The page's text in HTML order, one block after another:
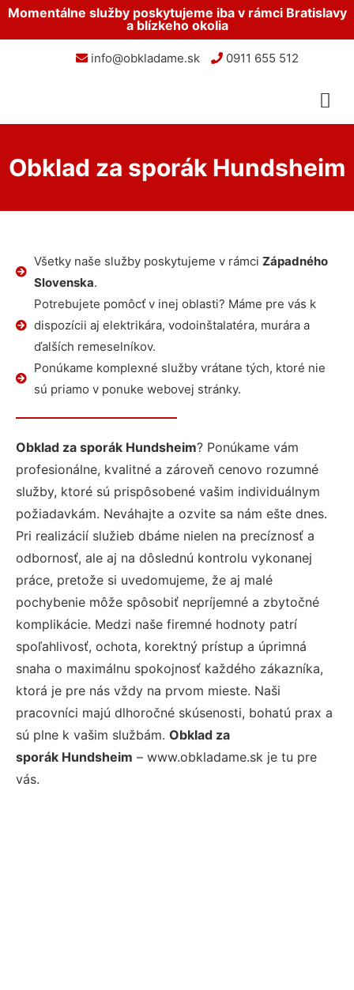
Momentálne služby poskytujeme iba v rámci Bratislavy
a blízkeho okolia
info@obkladame.sk 0911 655 512
Obklad za sporák Hundsheim
Všetky naše služby poskytujeme v rámci Západného
Slovenska.
Potrebujete pomôcť v inej oblasti? Máme pre vás k
dispozícii aj elektrikára, vodoinštalatéra, murára a
ďalších remeselníkov.
Ponúkame komplexné služby vrátane tých, ktoré nie
sú priamo v ponuke webovej stránky.
Obklad za sporák Hundsheim? Ponúkame vám
profesionálne, kvalitné a zároveň cenovo rozumné
služby, ktoré sú prispôsobené vašim individuálnym
požiadavkám. Neváhajte a ozvite sa nám ešte dnes.
Pri realizácií služieb dbáme nielen na precíznosť a
odbornosť, ale aj na dôslednú kontrolu vykonanej
práce, pretože si uvedomujeme, že aj malé
pochybenie môže spôsobiť nepríjemné a zbytočné
komplikácie. Medzi naše firemné hodnoty patrí
spoľahlivosť, ochota, korektný prístup a úprimná
snaha o maximálnu spokojnosť každého zákazníka,
ktorá je pre nás vždy na prvom mieste. Naši
pracovníci majú dlhoročné skúsenosti, bohatú prax a
sú plne k vašim službám. Obklad za
sporák Hundsheim – www.obkladame.sk je tu pre
vás.